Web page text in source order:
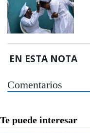
EN ESTA NOTA
Comentarios